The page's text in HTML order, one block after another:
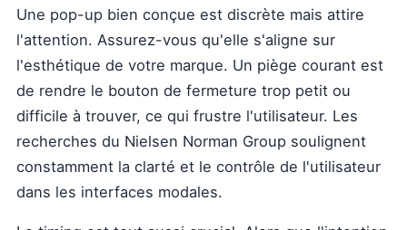
Une pop-up bien conçue est discrète mais attire
l'attention. Assurez-vous qu'elle s'aligne sur
l'esthétique de votre marque. Un piège courant est
de rendre le bouton de fermeture trop petit ou
difficile à trouver, ce qui frustre l'utilisateur. Les
recherches du Nielsen Norman Group soulignent
constamment la clarté et le contrôle de l'utilisateur
dans les interfaces modales.